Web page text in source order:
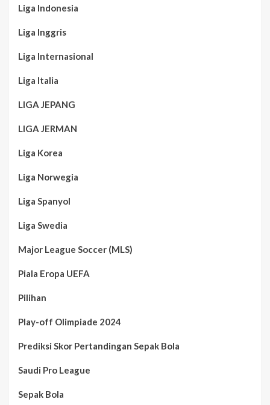
Liga Indonesia
Liga Inggris
Liga Internasional
Liga Italia
LIGA JEPANG
LIGA JERMAN
Liga Korea
Liga Norwegia
Liga Spanyol
Liga Swedia
Major League Soccer (MLS)
Piala Eropa UEFA
Pilihan
Play-off Olimpiade 2024
Prediksi Skor Pertandingan Sepak Bola
Saudi Pro League
Sepak Bola